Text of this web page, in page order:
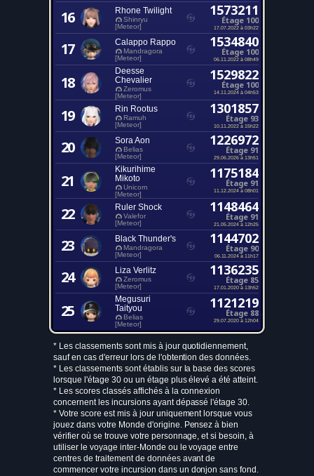
16 Rhone Twilight
Shinryu
[Meteor]
1573211
Étage 100
17.07.2022 à 03h22
17 Calappo Rappo
Mandragora
[Meteor]
1534840
Étage 100
06.11.2022 à 08h49
18
Deesse
Chevalier
Zeromus
[Meteor]
1529822
Étage 100
14.11.2024 à 04h53
19 Rin Rootus
Ramuh
[Meteor]
1301857
Étage 93
10.11.2022 à 15h22
20 Sora Aon
Belias
[Meteor]
1226972
Étage 91
29.06.2026 à 13h51
21
Kikurihime
Mikoto
Unicorn
[Meteor]
1175184
Étage 91
11.12.2024 à 08h01
22 Ruler Shock
Valefor
[Meteor]
1148464
Étage 91
21.05.2024 à 12h25
23 Black Thunder's
Mandragora
[Meteor]
1144702
Étage 90
06.11.2024 à 11h17
24 Liza Verlitz
Zeromus
[Meteor]
1136235
Étage 85
17.01.2020 à 13h52
25
Megusuri
Taityou
Belias
[Meteor]
1121219
Étage 88
29.07.2020 à 12h04
* Les classements sont mis à jour quotidiennement,
sauf en cas d'erreur lors de l'obtention des données.
* Les classements sont établis sur la base des scores
lorsque l'étage 30 ou un étage plus élevé a été atteint.
* Les scores classés affichés à la connexion
concernent les incursions ayant dépassé l'étage 30.
* Votre score est mis à jour uniquement lorsque vous
jouez dans votre Monde d'origine. Pensez à bien
vérifier où se trouve votre personnage, et si besoin, à
utiliser le voyage inter-Monde ou le voyage entre
centres de traitement de données avant de
commencer votre incursion dans un donjon sans fond.